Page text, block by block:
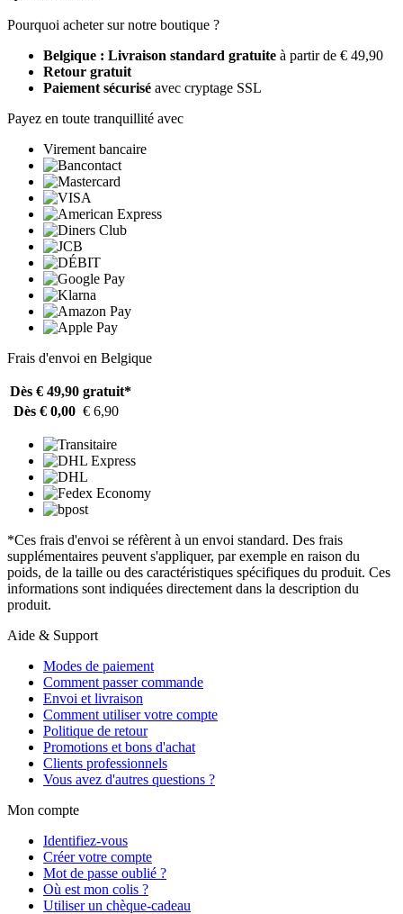
Pourquoi acheter sur notre boutique ?
Belgique : Livraison standard gratuite à partir de € 49,90
Retour gratuit
Paiement sécurisé avec cryptage SSL
Payez en toute tranquillité avec
Virement bancaire
Frais d'envoi en Belgique
Dès € 49,90 gratuit*
Dès € 0,00 € 6,90
*Ces frais d'envoi se réfèrent à un envoi standard. Des frais
supplémentaires peuvent s'appliquer, par exemple en raison du
poids, de la taille ou des caractéristiques spécifiques du produit. Ces
informations sont indiquées directement dans la description du
produit.
Aide & Support
Modes de paiement
Comment passer commande
Envoi et livraison
Comment utiliser votre compte
Politique de retour
Promotions et bons d'achat
Clients professionnels
Vous avez d'autres questions ?
Mon compte
Identifiez-vous
Créer votre compte
Mot de passe oublié ?
Où est mon colis ?
Utiliser un chèque-cadeau